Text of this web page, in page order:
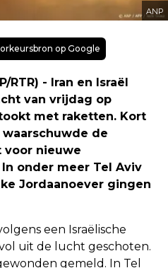
ANP
op Google
RTR) - Iran en Israël
van vrijdag op
met raketten. Kort
de
voor nieuwe
onder meer Tel Aviv
Jordaanoever gingen
een Israëlische
uit de lucht geschoten.
gemeld. In Tel